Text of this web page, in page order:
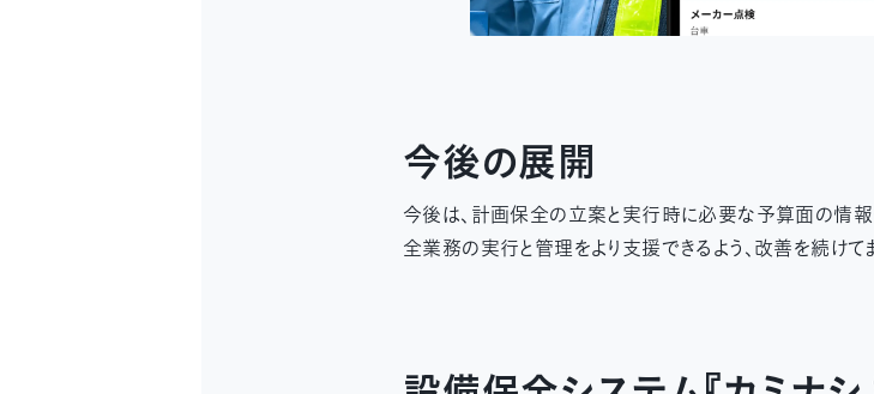
今後の展開
今後は、計画保全の立案と実行時に必要な予算面の情
全業務の実行と管理をより支援できるよう、改善を続けて